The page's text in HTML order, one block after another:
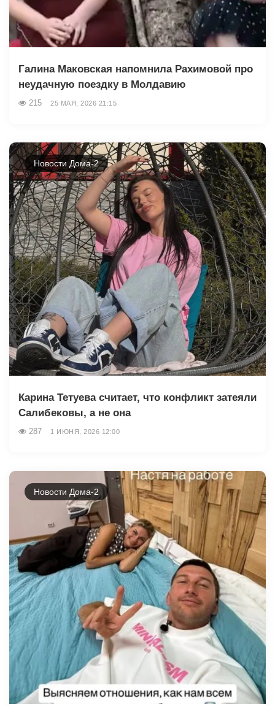
Галина Маковская напомнила Рахимовой про
неудачную поездку в Молдавию
215 25 МАЯ, 2026 21:15
Новости Дома-2
Карина Тетуева считает, что конфликт затеяли
Салибековы, а не она
287 1 ИЮНЯ, 2026 12:00
Новости Дома-2